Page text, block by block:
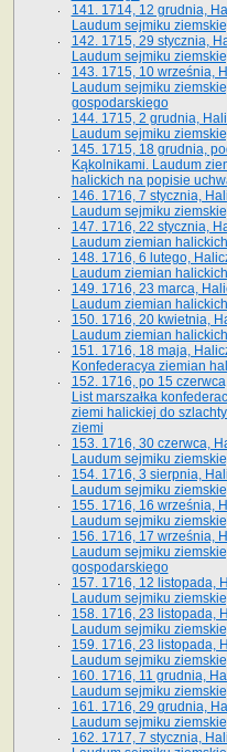
141. 1714, 12 grudnia,
Laudum sejmiku
142. 1715, 29 stycznia,
Laudum sejmiku
143. 1715, 10 września,
Laudum sejmiku
gospodarskiego
144. 1715, 2 grudnia,
Laudum sejmiku
145. 1715, 18 grudnia,
Kąkolnikami. Laudum
halickich na popisie
146. 1716, 7 stycznia,
Laudum sejmiku
147. 1716, 22 stycznia,
Laudum ziemian halickich
148. 1716, 6 lutego,
Laudum ziemian halickich
149. 1716, 23 marca,
Laudum ziemian halickich
150. 1716, 20 kwietnia,
Laudum ziemian halickich
151. 1716, 18 maja,
Konfederacya ziemian
152. 1716, po 15
List marszałka
ziemi halickiej do
ziemi
153. 1716, 30 czerwca,
Laudum sejmiku
154. 1716, 3 sierpnia,
Laudum sejmiku
155. 1716, 16 września,
Laudum sejmiku
156. 1716, 17 września,
Laudum sejmiku
gospodarskiego
157. 1716, 12 listopada,
Laudum sejmiku
158. 1716, 23 listopada,
Laudum sejmiku
159. 1716, 23 listopada,
Laudum sejmiku
160. 1716, 11 grudnia,
Laudum sejmiku
161. 1716, 29 grudnia,
Laudum sejmiku
162. 1717, 7 stycznia,